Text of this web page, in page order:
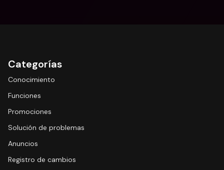
Categorías
Conocimiento
Funciones
Promociones
Solución de problemas
Anuncios
Registro de cambios